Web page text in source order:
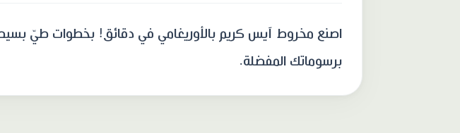
اصنع مخروط آيس كريم بالأوريغامي في دقائق! بخطوات طيّ
برسوماتك المفضلة.